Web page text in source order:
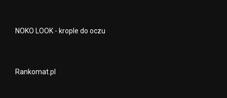
NOKO LOOK - krople do oczu
Rankomat.pl